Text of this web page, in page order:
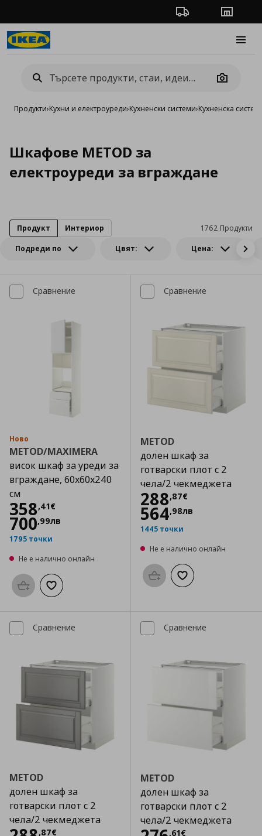
Проследяване на
Camera
Продукти›Кухни и електроуреди›Кухненски системи›Кухненска
Шкафове METOD за
електроуреди за вграждане
Подреди по Цвят: Цена:
1762 Продукти
Продукт Интериор
Сравнение
Ново
METOD/MAXIMERA
висок шкаф за уреди за
вграждане, 60x60x240
см
358,41€
Цена
700,99лв
1795 точки
Не е налично онлайн
Προσθήκη στο καλάθι
Добави към списъка с любими
Сравнение
METOD
долен шкаф за
готварски плот с 2
чела/2 чекмеджета
288,87€
Цена288,87 €
564,98лв
1445 точки
Не е налично онлайн
Προσθήκη στο καλάθι
Добави към
Сравнение
METOD
долен шкаф за
готварски плот с 2
чела/2 чекмеджета
,87€
Сравнение
METOD
долен шкаф за
готварски плот с 2
чела/2 чекмеджета
,61€